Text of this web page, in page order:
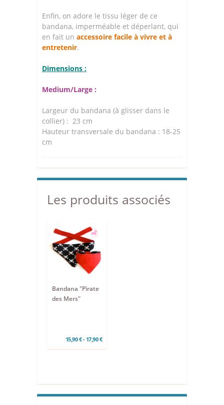
Enfin, on adore le tissu léger de ce
bandana, imperméable et déperlant, qui
en fait un accessoire facile à vivre et à
entretenir.
Dimensions :
Medium/Large :
Largeur du bandana (à glisser dans le
collier) : 23 cm
Hauteur transversale du bandana : 18-25
cm
Les produits associés
Bandana "Pirate
des Mers"
15,90 € - 17,90 €